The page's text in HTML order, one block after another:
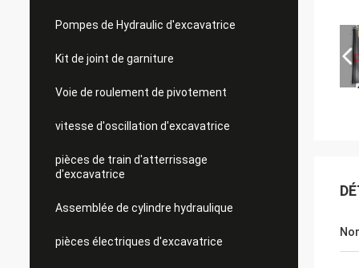
Pompes de Hydraulic d'excavatrice
Kit de joint de garniture
Voie de roulement de pivotement
vitesse d'oscillation d'excavatrice
pièces de train d'atterrissage
d'excavatrice
Assemblée de cylindre hydraulique
pièces électriques d'excavatrice